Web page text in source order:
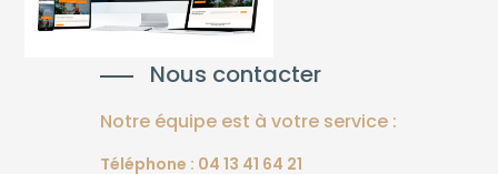
Nous contacter
Notre équipe est à votre service :
Téléphone : 04 13 41 64 21